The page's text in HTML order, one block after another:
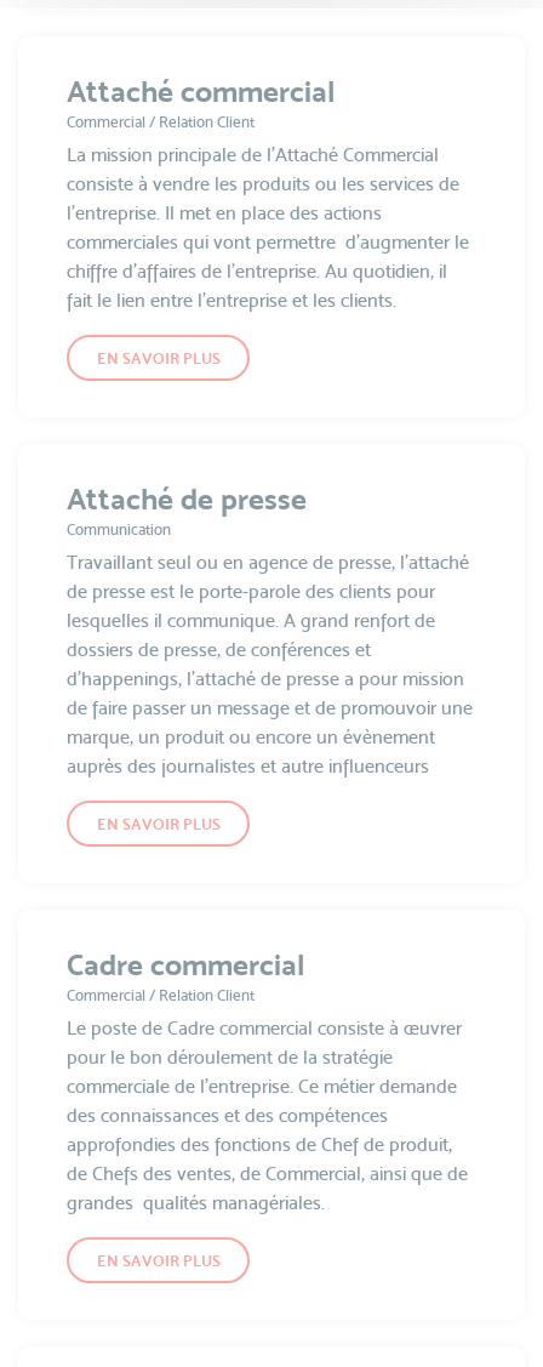
Attaché commercial
Commercial / Relation Client
La mission principale de l'Attaché Commercial
consiste à vendre les produits ou les services de
l'entreprise. Il met en place des actions
commerciales qui vont permettre d'augmenter le
chiffre d’affaires de l'entreprise. Au quotidien, il
fait le lien entre l’entreprise et les clients.
EN SAVOIR PLUS
Attaché de presse
Communication
Travaillant seul ou en agence de presse, l’attaché
de presse est le porte-parole des clients pour
lesquelles il communique. A grand renfort de
dossiers de presse, de conférences et
d’happenings, l’attaché de presse a pour mission
de faire passer un message et de promouvoir une
marque, un produit ou encore un évènement
auprès des journalistes et autre influenceurs
EN SAVOIR PLUS
Cadre commercial
Commercial / Relation Client
Le poste de Cadre commercial consiste à œuvrer
pour le bon déroulement de la stratégie
commerciale de l’entreprise. Ce métier demande
des connaissances et des compétences
approfondies des fonctions de Chef de produit,
de Chefs des ventes, de Commercial, ainsi que de
grandes qualités managériales.
EN SAVOIR PLUS